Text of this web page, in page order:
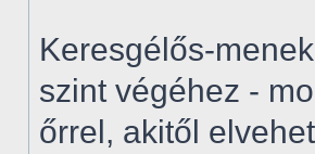
Keresgélős-
szint végéhez -
őrrel, akitől